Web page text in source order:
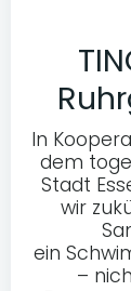
In
dem
Stadt
wir
ein
–